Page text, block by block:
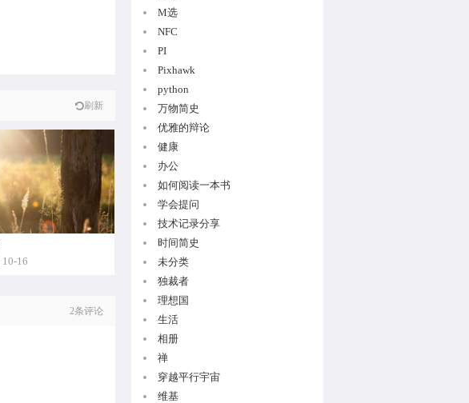
刷新
10-16
2条评论
M选
NFC
PI
Pixhawk
python
万物简史
优雅的辩论
健康
办公
如何阅读一本书
学会提问
技术记录分享
时间简史
未分类
独裁者
理想国
生活
相册
禅
穿越平行宇宙
维基